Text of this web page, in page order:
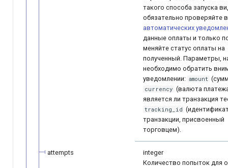
такого способа запуска
обязательно проверяйте в
автоматических
данные оплаты и только
меняйте статус оплаты на
полученный. Параметры,
необходимо обратить
уведомлении: amount
currency (валюта
является ли транзакция
tracking_id
транзакции, присвоенный
торговцем).
attempts
integer
Количество попыток для